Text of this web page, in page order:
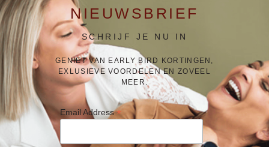
NIEUWSBRIEF
SCHRIJF JE NU IN
GENIET VAN EARLY BIRD KORTINGEN,
EXLUSIEVE VOORDELEN EN ZOVEEL
MEER.
Email Address*